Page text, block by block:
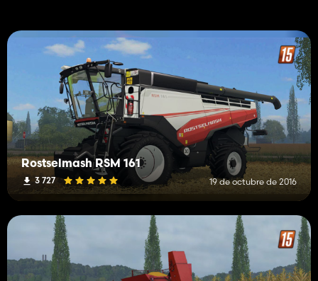
Rostselmash RSM 161
3 727 19 de octubre de 2016